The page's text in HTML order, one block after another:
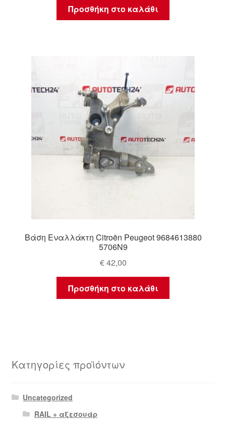
Προσθήκη στο καλάθι
Βάση Εναλλάκτη Citroën Peugeot 9684613880
5706N9
€42,00
Προσθήκη στο καλάθι
Κατηγορίες προϊόντων
Uncategorized
RAIL + αξεσουάρ